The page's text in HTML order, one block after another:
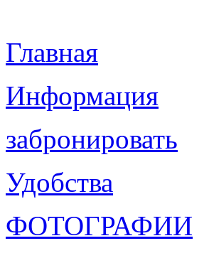
Главная
Информация
забронировать
Удобства
ФОТОГРАФИИ